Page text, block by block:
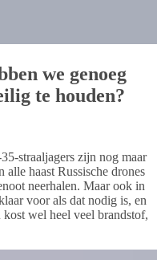
we genoeg
te houden?
straaljagers zijn nog maar
alle haast Russische drones
neerhalen. Maar ook in
voor als dat nodig is, en
wel heel veel brandstof,